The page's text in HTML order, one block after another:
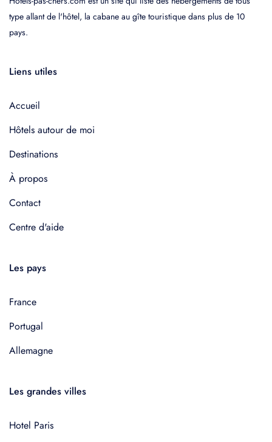
type allant de l'hôtel, la cabane au gîte touristique dans plus de 10
pays.
Liens utiles
Accueil
Hôtels autour de moi
Destinations
À propos
Contact
Centre d'aide
Les pays
France
Portugal
Allemagne
Les grandes villes
Hotel Paris